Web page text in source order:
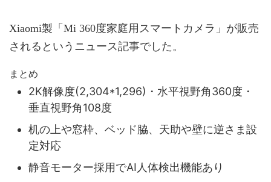
Xiaomi製「Mi 360度家庭用スマートカメラ」が販売
されるというニュース記事でした。
まとめ
2K解像度(2,304*1,296)・水平視野角360度・
垂直視野角108度
机の上や窓枠、ベッド脇、天助や壁に逆さま設
定対応
静音モーター採用でAI人体検出機能あり